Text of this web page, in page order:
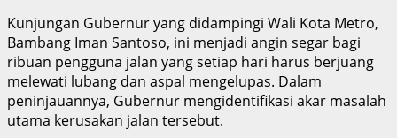
Kunjungan Gubernur yang didampingi Wali Kota Metro,
Bambang Iman Santoso, ini menjadi angin segar bagi
ribuan pengguna jalan yang setiap hari harus berjuang
melewati lubang dan aspal mengelupas. Dalam
peninjauannya, Gubernur mengidentifikasi akar masalah
utama kerusakan jalan tersebut.